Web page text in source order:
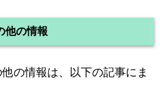
他の情報
の情報は、以下の記事にま